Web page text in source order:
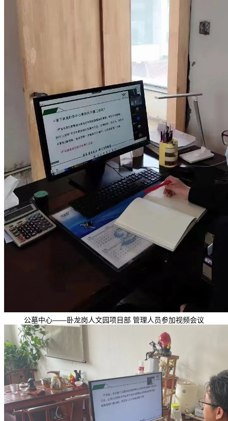
公墓中心——卧龙岗人文园项目部 管理人员参加视频会议